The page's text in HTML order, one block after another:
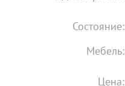
Состояние:
Мебель:
Цена: